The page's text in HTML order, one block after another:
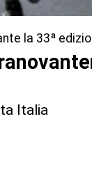
la 33ª
Italia